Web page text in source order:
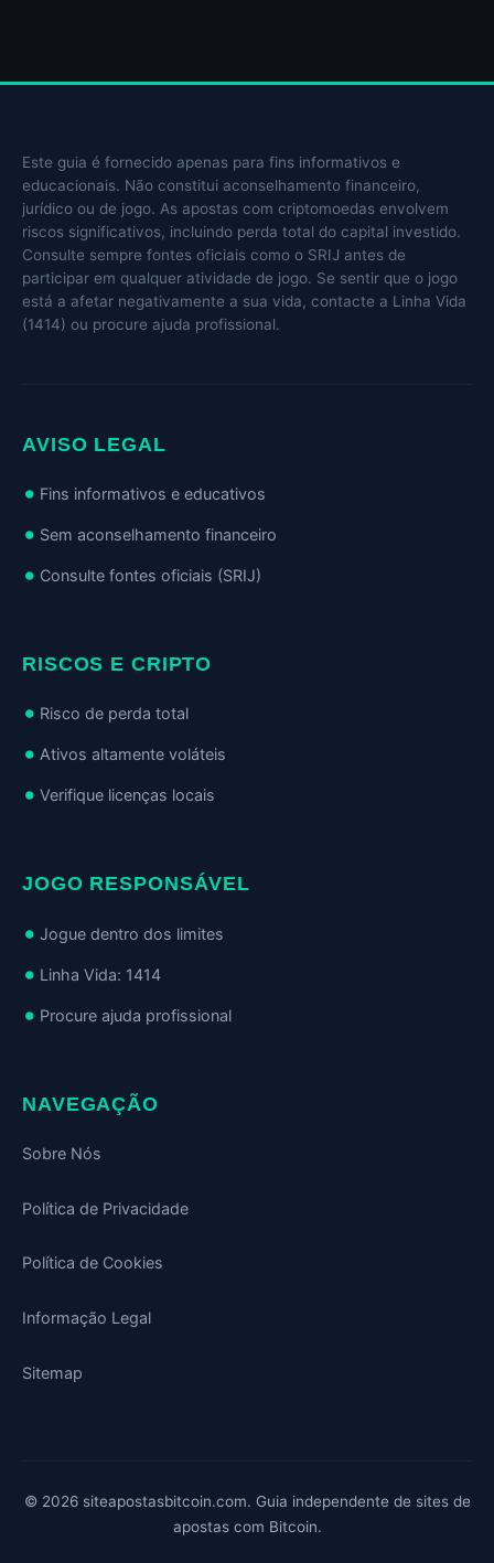
Este guia é fornecido apenas para fins informativos e
educacionais. Não constitui aconselhamento financeiro,
jurídico ou de jogo. As apostas com criptomoedas envolvem
riscos significativos, incluindo perda total do capital investido.
Consulte sempre fontes oficiais como o SRIJ antes de
participar em qualquer atividade de jogo. Se sentir que o jogo
está a afetar negativamente a sua vida, contacte a Linha Vida
(1414) ou procure ajuda profissional.
AVISO LEGAL
Fins informativos e educativos
Sem aconselhamento financeiro
Consulte fontes oficiais (SRIJ)
RISCOS E CRIPTO
Risco de perda total
Ativos altamente voláteis
Verifique licenças locais
JOGO RESPONSÁVEL
Jogue dentro dos limites
Linha Vida: 1414
Procure ajuda profissional
NAVEGAÇÃO
Sobre Nós
Política de Privacidade
Política de Cookies
Informação Legal
Sitemap
© 2026 siteapostasbitcoin.com. Guia independente de sites de
apostas com Bitcoin.